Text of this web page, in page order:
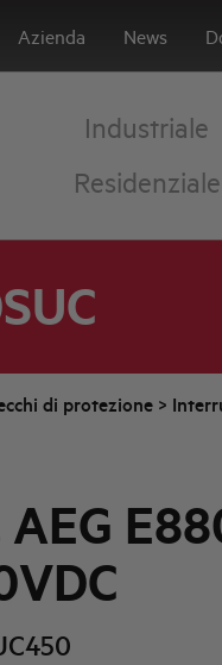
Azienda News
Industriale
Residenziale
di protezione >
AEG